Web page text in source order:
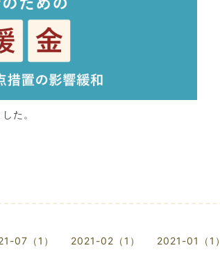
た。
07（1） 2021-02（1） 2021-01（1）